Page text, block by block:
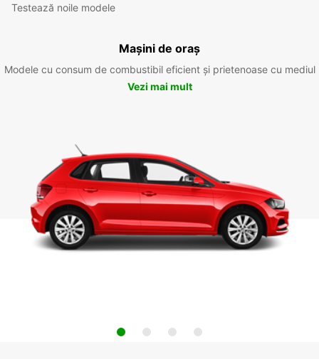
Testează noile modele
Mașini de oraș
Modele cu consum de combustibil eficient și prietenoase cu mediul
Vezi mai mult